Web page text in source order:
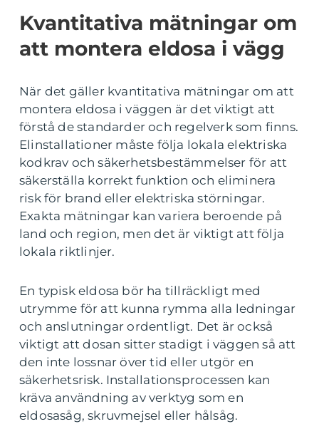
Kvantitativa mätningar om
att montera eldosa i vägg
När det gäller kvantitativa mätningar om att
montera eldosa i väggen är det viktigt att
förstå de standarder och regelverk som finns.
Elinstallationer måste följa lokala elektriska
kodkrav och säkerhetsbestämmelser för att
säkerställa korrekt funktion och eliminera
risk för brand eller elektriska störningar.
Exakta mätningar kan variera beroende på
land och region, men det är viktigt att följa
lokala riktlinjer.
En typisk eldosa bör ha tillräckligt med
utrymme för att kunna rymma alla ledningar
och anslutningar ordentligt. Det är också
viktigt att dosan sitter stadigt i väggen så att
den inte lossnar över tid eller utgör en
säkerhetsrisk. Installationsprocessen kan
kräva användning av verktyg som en
eldosasåg, skruvmejsel eller hålsåg.